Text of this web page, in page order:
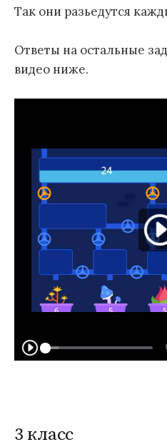
Так они разьедутся
Ответы на остальные
видео ниже.
3 класс